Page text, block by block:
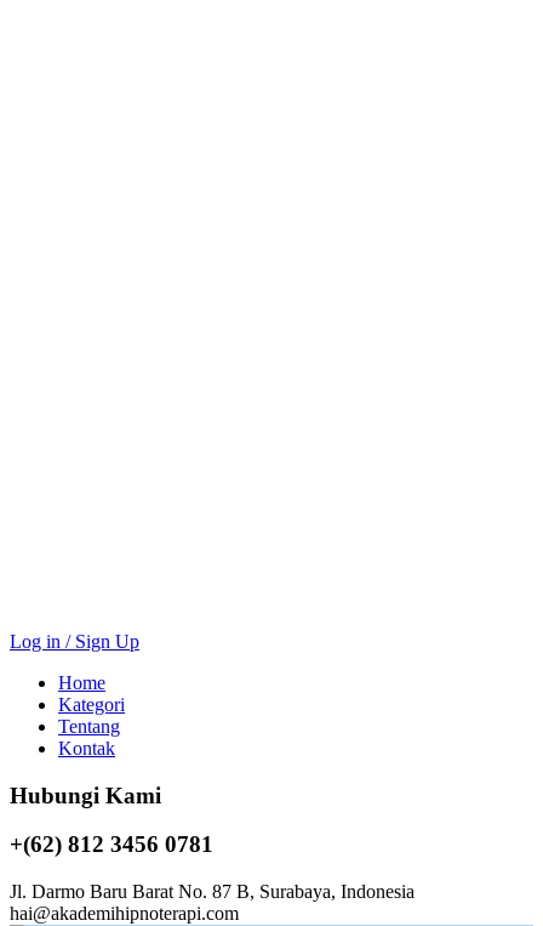
Log in / Sign Up
Home
Kategori
Tentang
Kontak
Hubungi Kami
+(62) 812 3456 0781
Jl. Darmo Baru Barat No. 87 B, Surabaya, Indonesia
hai@akademihipnoterapi.com